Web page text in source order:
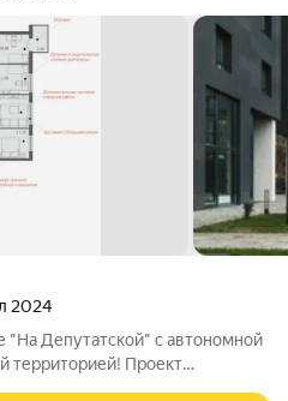
2024
Депутатской" с автономной
территорией! Проект